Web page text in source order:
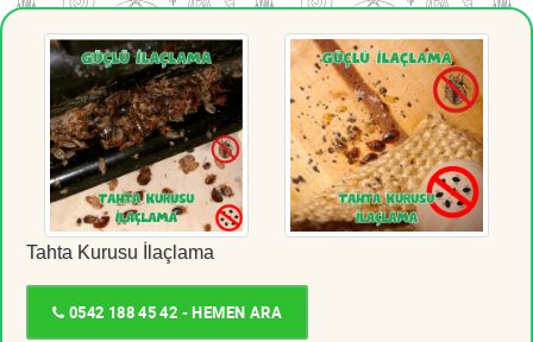
Tahta Kurusu İlaçlama
0542 188 45 42 - HEMEN ARA